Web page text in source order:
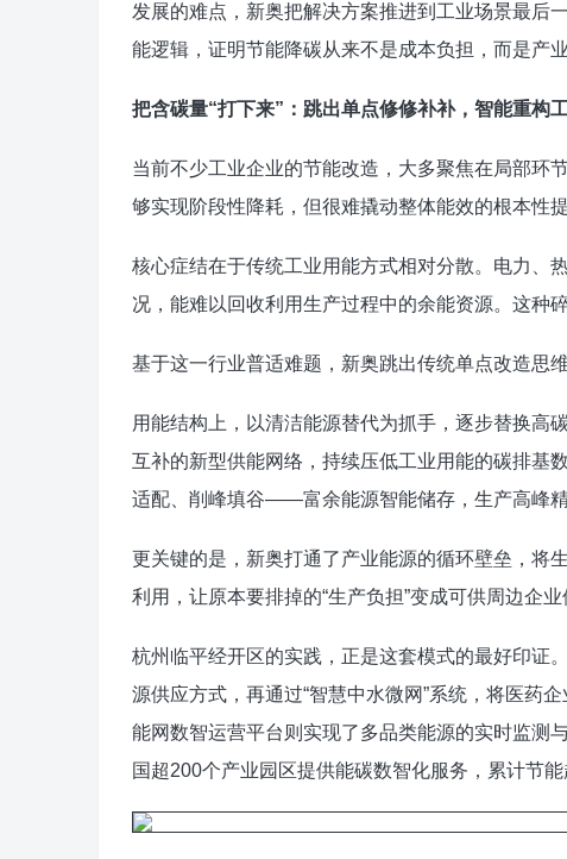
发展的难点，新奥把解决方案推进到工业场景最后
能逻辑，证明节能降碳从来不是成本负担，而是产
把含碳量“打下来”：跳出单点修修补补，智能重构
当前不少工业企业的节能改造，大多聚焦在局部环
够实现阶段性降耗，但很难撬动整体能效的根本性提
核心症结在于传统工业用能方式相对分散。电力、
况，能难以回收利用生产过程中的余能资源。这种
基于这一行业普适难题，新奥跳出传统单点改造思
用能结构上，以清洁能源替代为抓手，逐步替换高
互补的新型供能网络，持续压低工业用能的碳排基
适配、削峰填谷——富余能源智能储存，生产高峰精
更关键的是，新奥打通了产业能源的循环壁垒，将
利用，让原本要排掉的“生产负担”变成可供周边企业
杭州临平经开区的实践，正是这套模式的最好印证
源供应方式，再通过“智慧中水微网”系统，将医药
能网数智运营平台则实现了多品类能源的实时监测
国超200个产业园区提供能碳数智化服务，累计节能